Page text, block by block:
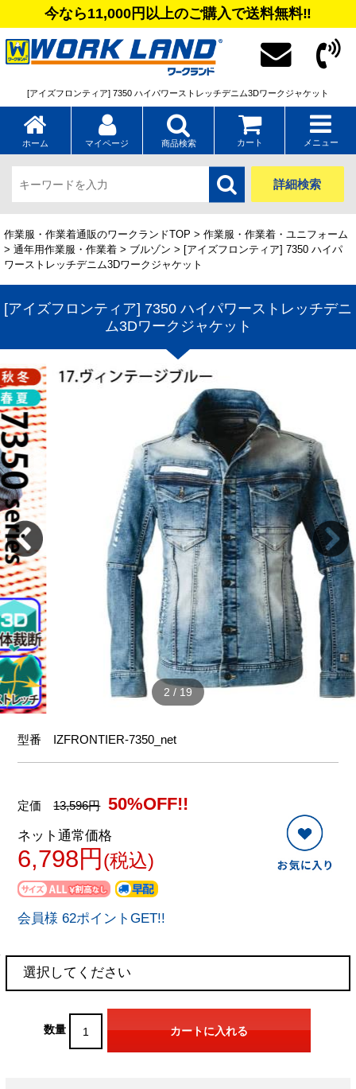
今なら11,000円以上のご購入で送料無料‼
[アイズフロンティア] 7350 ハイパワーストレッチデニム3Dワークジャケット
ホーム マイページ 商品検索 カート メニュー
詳細検索
作業服・作業着通販のワークランドTOP > 作業服・作業着・ユニフォーム
> 通年用作業服・作業着 > ブルゾン > [アイズフロンティア] 7350 ハイパ
ワーストレッチデニム3Dワークジャケット
[アイズフロンティア] 7350 ハイパワーストレッチデニ
ム3Dワークジャケット
2 / 19
型番 IZFRONTIER-7350_net
定価13,596円 50%OFF!!
ネット通常価格
6,798円 (税込)
会員様 62ポイントGET!!
数量